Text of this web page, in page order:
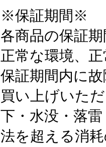
※保証期間※
各商品の保証
正常な環境、
保証期間内に
買い上げいた
下・水没・落
法を超える消